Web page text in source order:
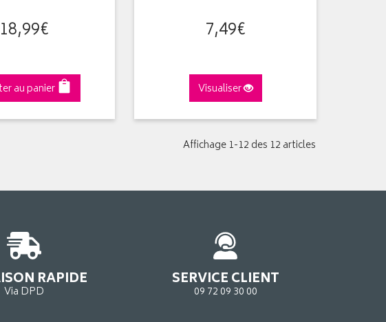
18,99€
au panier
7,49€
Visualiser
Affichage 1-12 des 12 articles
RAPIDE
Via DPD
SERVICE CLIENT
09 72 09 30 00